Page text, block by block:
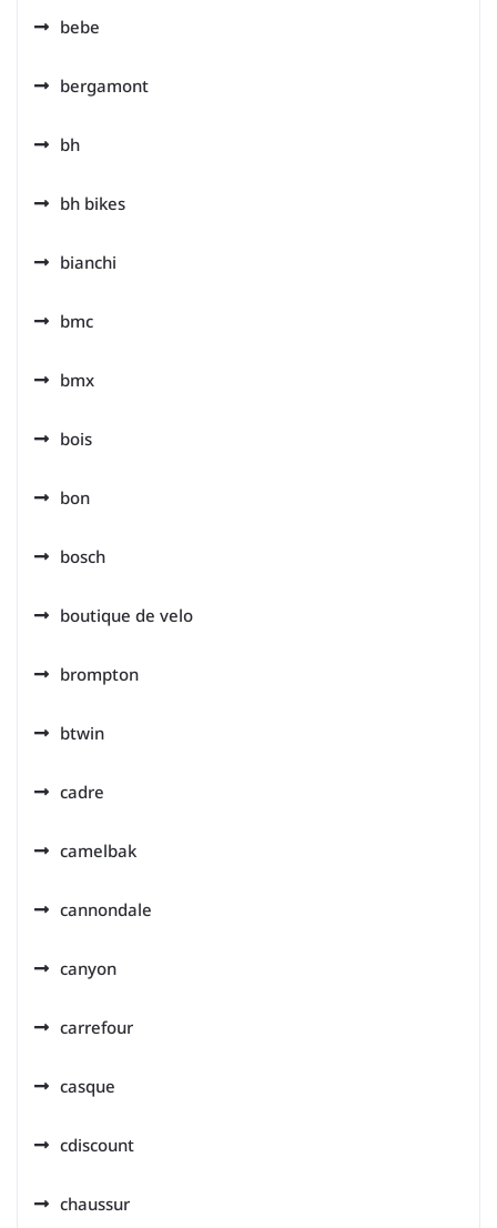
bebe
bergamont
bh
bh bikes
bianchi
bmc
bmx
bois
bon
bosch
boutique de velo
brompton
btwin
cadre
camelbak
cannondale
canyon
carrefour
casque
cdiscount
chaussur